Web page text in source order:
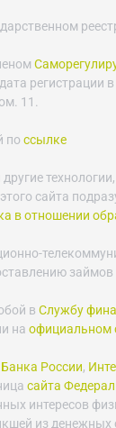
регистрации
11.
по ссылке
сайта
в отношении
в Службу
на официальном
России,
сайта
интересов
из денежных